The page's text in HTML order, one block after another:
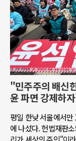
"민주주의 배신
윤 파면 강제하
평일 한낮 서울에서만
에 나섰다. 헌법재판